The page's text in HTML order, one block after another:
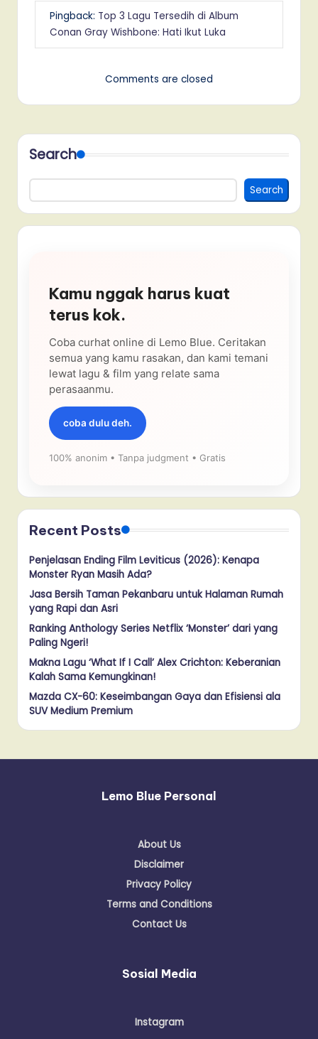
Pingback: Top 3 Lagu Tersedih di Album
Conan Gray Wishbone: Hati Ikut Luka
Comments are closed
Search
Search
Kamu nggak harus kuat
terus kok.
Coba curhat online di Lemo Blue. Ceritakan
semua yang kamu rasakan, dan kami temani
lewat lagu & film yang relate sama
perasaanmu.
coba dulu deh.
100% anonim • Tanpa judgment • Gratis
Recent Posts
Penjelasan Ending Film Leviticus (2026): Kenapa
Monster Ryan Masih Ada?
Jasa Bersih Taman Pekanbaru untuk Halaman Rumah
yang Rapi dan Asri
Ranking Anthology Series Netflix ‘Monster’ dari yang
Paling Ngeri!
Makna Lagu ‘What If I Call’ Alex Crichton: Keberanian
Kalah Sama Kemungkinan!
Mazda CX-60: Keseimbangan Gaya dan Efisiensi ala
SUV Medium Premium
Lemo Blue Personal
About Us
Disclaimer
Privacy Policy
Terms and Conditions
Contact Us
Sosial Media
Instagram